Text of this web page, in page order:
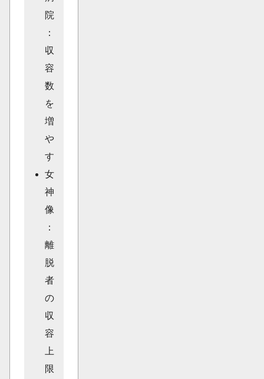
院
：
収
容
数
を
増
や
す
女
神
像
：
離
脱
者
の
収
容
上
限